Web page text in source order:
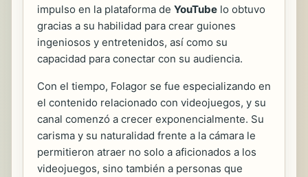
impulso en la plataforma de YouTube lo obtuvo
gracias a su habilidad para crear guiones
ingeniosos y entretenidos, así como su
capacidad para conectar con su audiencia.
Con el tiempo, Folagor se fue especializando en
el contenido relacionado con videojuegos, y su
canal comenzó a crecer exponencialmente. Su
carisma y su naturalidad frente a la cámara le
permitieron atraer no solo a aficionados a los
videojuegos, sino también a personas que